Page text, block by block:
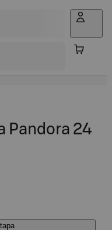
Pandora 24